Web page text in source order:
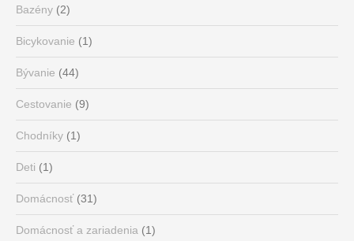
Bazény (2)
Bicykovanie (1)
Bývanie (44)
Cestovanie (9)
Chodníky (1)
Deti (1)
Domácnosť(31)
Domácnosť a zariadenia (1)